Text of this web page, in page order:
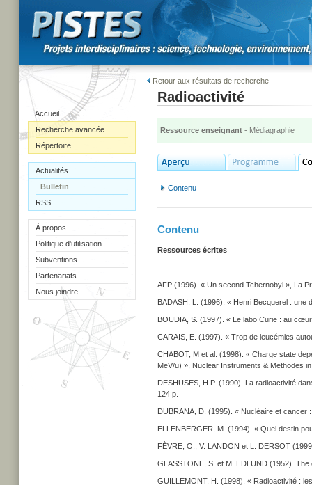
Accueil
Recherche avancée
Répertoire
Actualités
Bulletin
RSS
À propos
Politique d'utilisation
Subventions
Partenariats
Nous joindre
Retour aux résultats de recherche
Radioactivité
Ressource enseignant - Médiagraphie
Contenu
Contenu
Ressources écrites
AFP (1996). « Un second Tchernobyl », La
BADASH, L. (1996). « Henri Becquerel : une
BOUDIA, S. (1997). « Le labo Curie : au
CARAIS, E. (1997). « Trop de leucémies
CHABOT, M et al. (1998). « Charge state
MeV/u) », Nuclear Instruments & Methodes
DESHUSES, H.P. (1990). La radioactivité
124 p.
DUBRANA, D. (1995). « Nucléaire et cancer
ELLENBERGER, M. (1994). « Quel destin
FÈVRE, O., V. LANDON et L. DERSOT
GLASSTONE, S. et M. EDLUND (1952).
GUILLEMONT, H. (1998). « Radioactivité :